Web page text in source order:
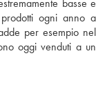
basse e
ogni anno a
per esempio nel
oggi venduti a un